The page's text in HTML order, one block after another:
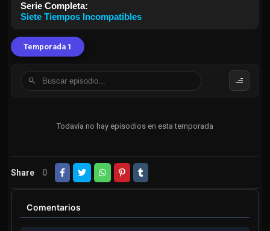
Serie Completa:
Siete Tiempos Incompatibles
Temporada 1
Todavía no hay episodios en esta temporada
Share 0
Comentarios